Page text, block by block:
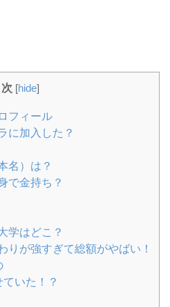
次 [hide]
フィール
に加入した？
名）は？
で金持ち？
学はどこ？
りが強すぎて総額がやばい！
いた！？